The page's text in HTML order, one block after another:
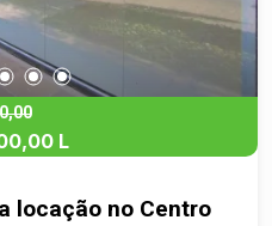
L
locação no Centro